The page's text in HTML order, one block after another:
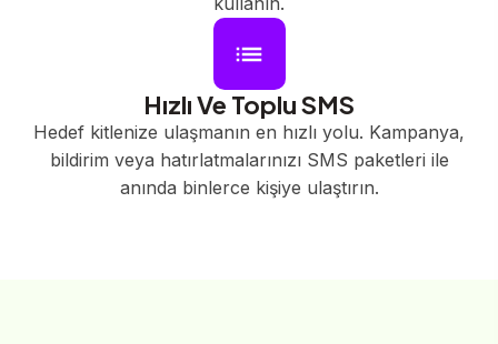
Hızlı Ve Toplu SMS
Hedef kitlenize ulaşmanın en hızlı yolu. Kampanya,
bildirim veya hatırlatmalarınızı SMS paketleri ile
anında binlerce kişiye ulaştırın.